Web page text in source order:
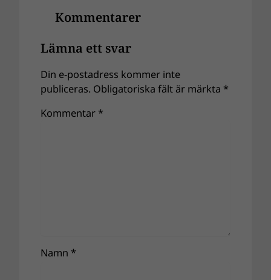
Kommentarer
Lämna ett svar
Din e-postadress kommer inte
publiceras. Obligatoriska fält är märkta *
Kommentar *
Namn *